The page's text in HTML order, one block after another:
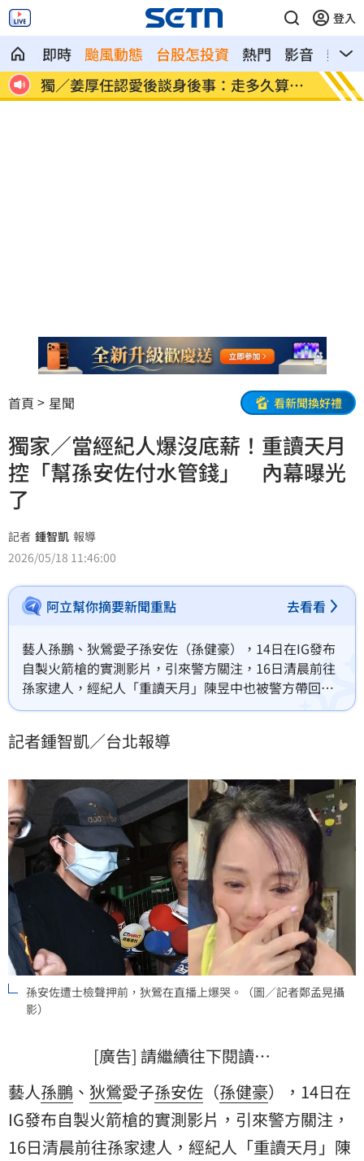
登入
即時 颱風動態 台股怎投資 熱門 影音
熱搜
話
獨／姜厚任認愛後談身後事：走多久算多
久
12生
首頁 星聞 看新聞換好禮
獨家／當經紀人爆沒底薪！重讀天月
控「幫孫安佐付水管錢」 內幕曝光
了
記者 鍾智凱 報導
2026/05/18 11:46:00
阿立幫你摘要新聞重點 去看看
藝人孫鵬、狄鶯愛子孫安佐（孫健豪），14日在IG發布
自製火箭槍的實測影片，引來警方關注，16日清晨前往
孫家逮人，經紀人「重讀天月」陳昱中也被警方帶回，
目前孫安佐被羈押禁見，重讀天月則3萬元交保，對此重
管。
記者鍾智凱／台北報導
孫安佐遭士檢聲押前，狄鶯在直播上爆哭。（圖／記者鄭孟晃攝
影）
[廣告] 請繼續往下閱讀…
藝人孫鵬 、 狄鶯愛子孫安佐 （孫健豪），14日在
IG發布自製火箭槍的實測影片，引來警方關注，
16日清晨前往孫家逮人，經紀人「重讀天月」 陳